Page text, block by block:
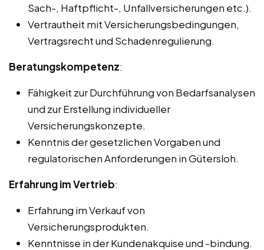
Sach-, Haftpflicht-, Unfallversicherungen etc.).
Vertrautheit mit Versicherungsbedingungen,
Vertragsrecht und Schadenregulierung.
Beratungskompetenz:
Fähigkeit zur Durchführung von Bedarfsanalysen
und zur Erstellung individueller
Versicherungskonzepte.
Kenntnis der gesetzlichen Vorgaben und
regulatorischen Anforderungen in Gütersloh.
Erfahrung im Vertrieb:
Erfahrung im Verkauf von
Versicherungsprodukten.
Kenntnisse in der Kundenakquise und -bindung.